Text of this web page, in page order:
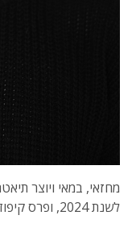
מחזאי, במאי ויוצר
לשנת 2024, ופרס קיפוד הזהב למחזאי השנה (2022).